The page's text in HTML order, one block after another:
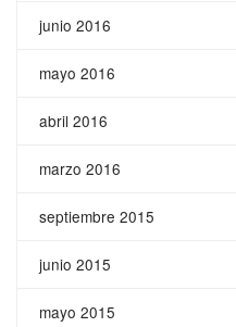
junio 2016
mayo 2016
abril 2016
marzo 2016
septiembre 2015
junio 2015
mayo 2015